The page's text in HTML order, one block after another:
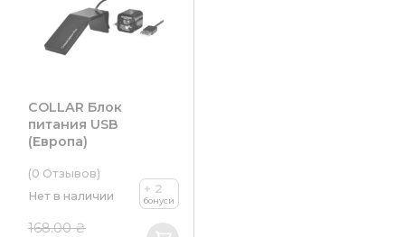
COLLAR Блок
питания USB
(Европа)
(0 Отзывов)
Нет в наличии
168.00 ₴
+ 2
бонуси